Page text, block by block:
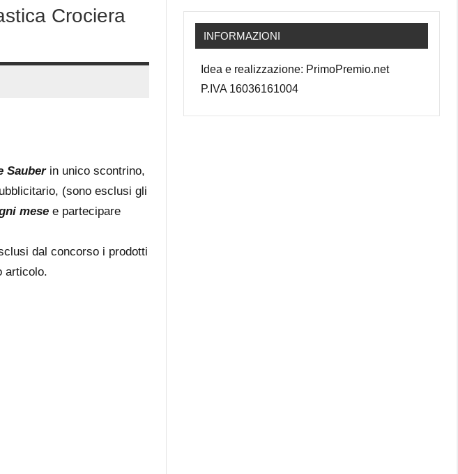
Crociera
Sauber in unico scontrino,
(sono esclusi gli
mese e partecipare
dal concorso i prodotti
articolo.
INFORMAZIONI
Idea e realizzazione: PrimoPremio.net
P.IVA 16036161004